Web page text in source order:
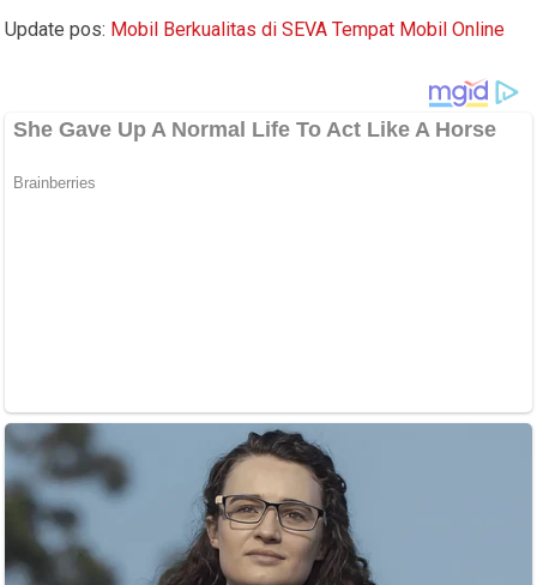
Update pos: Mobil Berkualitas di SEVA Tempat Mobil Online